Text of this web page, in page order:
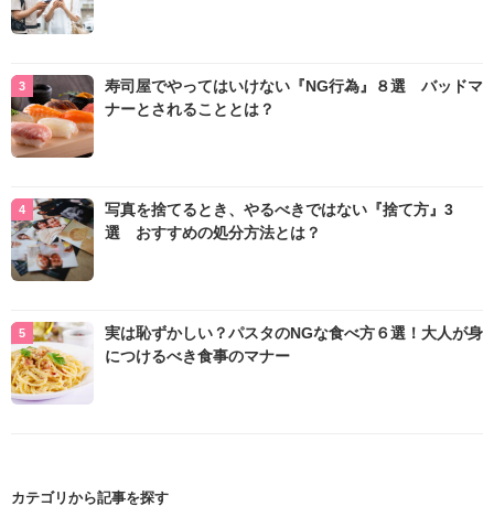
寿司屋でやってはいけない『NG行為』８選 バッドマ
ナーとされることとは？
写真を捨てるとき、やるべきではない『捨て方』3
選 おすすめの処分方法とは？
実は恥ずかしい？パスタのNGな食べ方６選！大人が身
につけるべき食事のマナー
カテゴリから記事を探す